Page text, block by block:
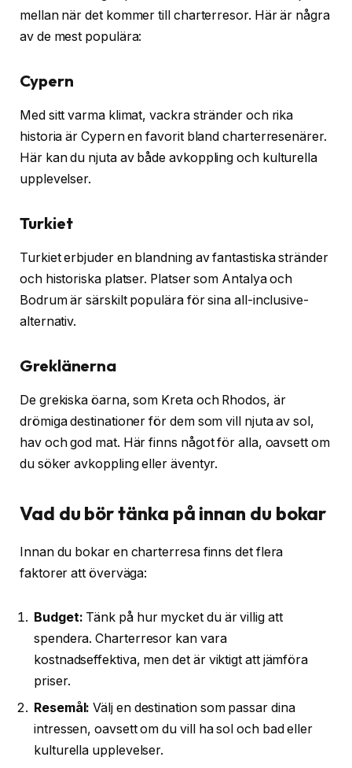
mellan när det kommer till charterresor. Här är några
av de mest populära:
Cypern
Med sitt varma klimat, vackra stränder och rika
historia är Cypern en favorit bland charterresenärer.
Här kan du njuta av både avkoppling och kulturella
upplevelser.
Turkiet
Turkiet erbjuder en blandning av fantastiska stränder
och historiska platser. Platser som Antalya och
Bodrum är särskilt populära för sina all-inclusive-
alternativ.
Greklänerna
De grekiska öarna, som Kreta och Rhodos, är
drömiga destinationer för dem som vill njuta av sol,
hav och god mat. Här finns något för alla, oavsett om
du söker avkoppling eller äventyr.
Vad du bör tänka på innan du bokar
Innan du bokar en charterresa finns det flera
faktorer att överväga:
Budget: Tänk på hur mycket du är villig att
spendera. Charterresor kan vara
kostnadseffektiva, men det är viktigt att jämföra
priser.
Resemål: Välj en destination som passar dina
intressen, oavsett om du vill ha sol och bad eller
kulturella upplevelser.